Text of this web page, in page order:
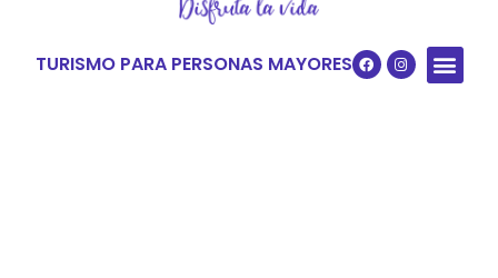
TURISMO PARA PERSONAS MAYORES